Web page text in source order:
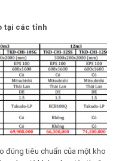
tại các tỉnh
đúng tiêu chuẩn của một kho